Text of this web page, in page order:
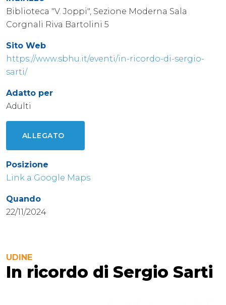
Biblioteca "V. Joppi", Sezione Moderna Sala
Corgnali Riva Bartolini 5
Sito Web
https://www.sbhu.it/eventi/in-ricordo-di-sergio-
sarti/
Adatto per
Adulti
ALLEGATO
Posizione
Link a Google Maps
Quando
22/11/2024
UDINE
In ricordo di Sergio Sarti